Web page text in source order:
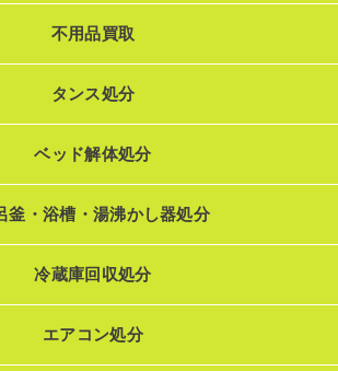
不用品買取
タンス処分
ベッド解体処分
釜・浴槽・湯沸かし器処分
冷蔵庫回収処分
エアコン処分